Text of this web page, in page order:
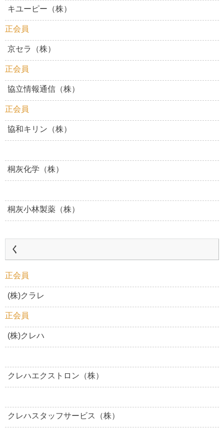
キユーピー（株）
正会員
京セラ（株）
正会員
協立情報通信（株）
正会員
協和キリン（株）
桐灰化学（株）
桐灰小林製薬（株）
く
正会員
(株)クラレ
正会員
(株)クレハ
クレハエクストロン（株）
クレハスタッフサービス（株）